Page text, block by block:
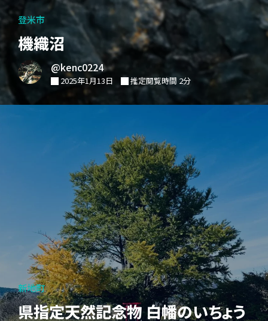
登米市
機織沼
@kenc0224
2025年1月13日 推定閲覧時間 2分
新地町
県指定天然記念物 白幡のいちょう